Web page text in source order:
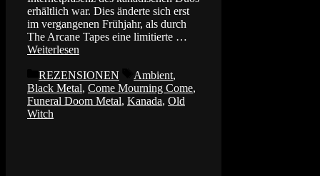
erhältlich war. Dies änderte sich erst
im vergangenen Frühjahr, als durch
The Arcane Tapes eine limitierte …
Weiterlesen
Kategorien
REZENSIONEN Schlagwörter
Ambient,
Black Metal, Come Mourning Come,
Funeral Doom Metal, Kanada, Old
Witch